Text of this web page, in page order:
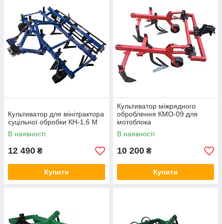
Культиватор для мінітрактора
суцільної обробки КН-1,6 М
В наявності
12 490 ₴
Купити
Культиватор міжрядного
оброблення КМО-09 для
мотоблока
В наявності
10 200 ₴
Купити